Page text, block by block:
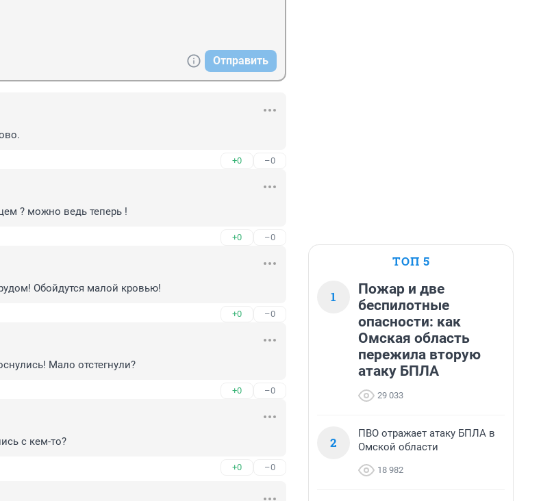
Отправить
+0 –0
? можно ведь теперь !
+0 –0
Обойдутся малой кровью!
+0 –0
Мало отстегнули?
+0 –0
с кем-то?
+0 –0
ТОП 5
1
Пожар и две
беспилотные
опасности: как
Омская область
пережила вторую
атаку БПЛА
29 033
2
ПВО отражает атаку БПЛА в
Омской области
18 982